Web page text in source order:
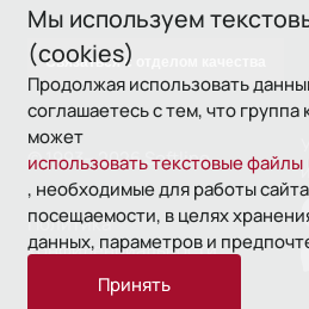
Мы используем
(cookies)
Продолжая использовать
соглашаетесь с тем, что
может
использовать текстовые
, необходимые для работы
посещаемости, в целях
данных, параметров и
Принять
Связаться с отделом качества
© 1993—2026 Softline
Политика
конфиденциальности